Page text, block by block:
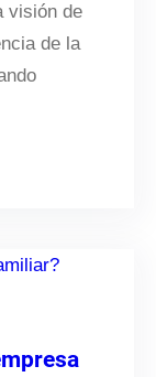
visión de
de la